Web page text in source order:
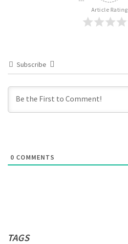
Article Rating
Subscribe
0 COMMENTS
TAGS